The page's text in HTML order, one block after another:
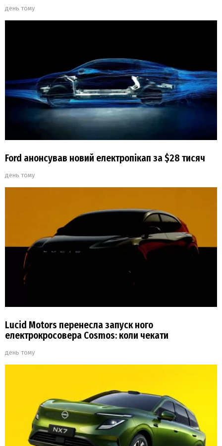
день тому
Ford анонсував новий електропікап за $28 тисяч
день тому
Lucid Motors перенесла запуск ного
електрокросовера Cosmos: коли чекати
день тому